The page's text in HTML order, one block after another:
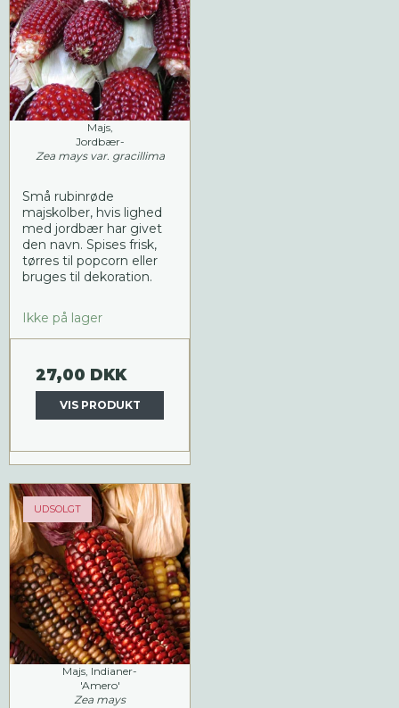
Majs,
Jordbær-
Zea mays var. gracillima
Små rubinrøde
majskolber, hvis lighed
med jordbær har givet
den navn. Spises frisk,
tørres til popcorn eller
bruges til dekoration.
Ikke på lager
27,00 DKK
VIS PRODUKT
UDSOLGT
Majs, Indianer-
'Amero'
Zea mays